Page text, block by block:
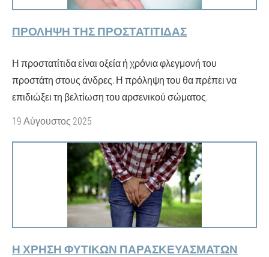
ΠΡΌΛΗΨΗ ΤΗΣ ΠΡΟΣΤΑΤΊΤΙΔΑΣ
Η προστατίτιδα είναι οξεία ή χρόνια φλεγμονή του
προστάτη στους άνδρες. Η πρόληψη του θα πρέπει να
επιδιώξει τη βελτίωση του αρσενικού σώματος.
19 Αύγουστος 2025
Η ΧΡΉΣΗ ΦΥΤΙΚΏΝ ΠΑΡΑΣΚΕΥΑΣΜΆΤΩΝ